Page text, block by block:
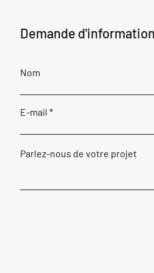
Demande
Nom
E-mail
Parlez-nous de votre projet